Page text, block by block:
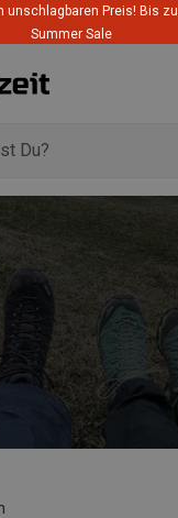
unschlagbaren Preis! Bis zu
Summer Sale